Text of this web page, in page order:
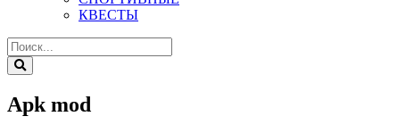
КВЕСТЫ
Apk mod